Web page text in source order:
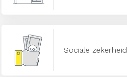
Sociale zekerheid